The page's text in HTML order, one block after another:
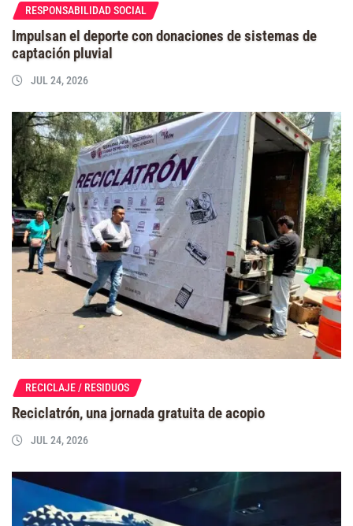
RESPONSABILIDAD SOCIAL
Impulsan el deporte con donaciones de sistemas de
captación pluvial
JUL 24, 2026
RECICLAJE / RESIDUOS
Reciclatrón, una jornada gratuita de acopio
JUL 24, 2026